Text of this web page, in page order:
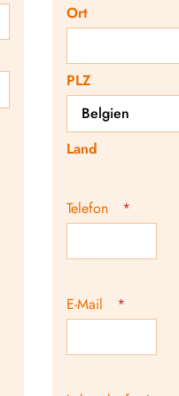
Ort
PLZ
Land
Telefon *
E-Mail *